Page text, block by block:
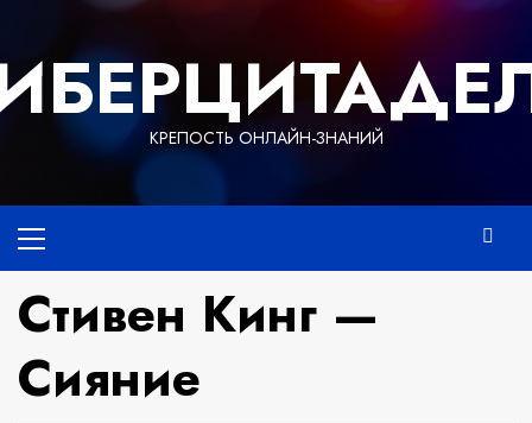
содержимому
КРЕПОСТЬ ОНЛАЙН-ЗНАНИЙ
меню
Стивен Кинг —
Сияние